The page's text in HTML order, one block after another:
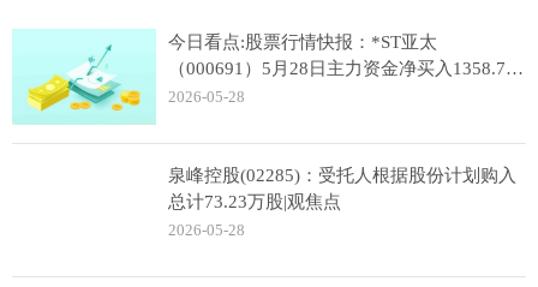
今日看点:股票行情快报：*ST亚太
（000691）5月28日主力资金净买入1358.71
万元
2026-05-28
泉峰控股(02285)：受托人根据股份计划购入
总计73.23万股|观焦点
2026-05-28